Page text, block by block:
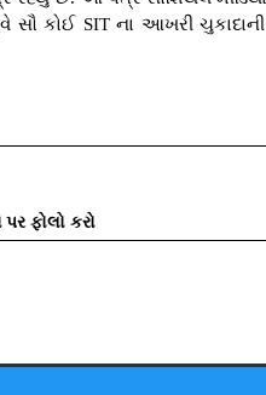
કોઈ SIT ના આખરી
ફોલો કરો